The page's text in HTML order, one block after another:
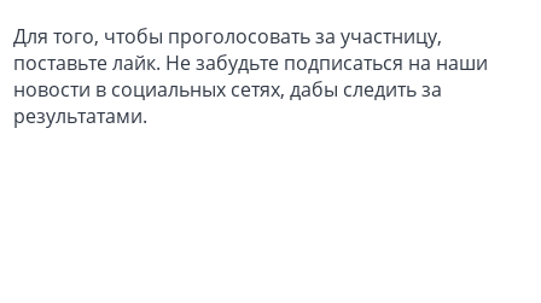
Для того, чтобы проголосовать за участницу,
поставьте лайк. Не забудьте подписаться на наши
новости в социальных сетях, дабы следить за
результатами.